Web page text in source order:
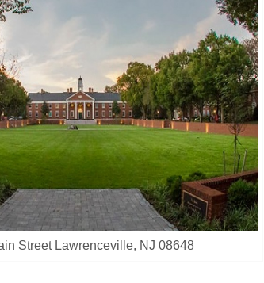
Street Lawrenceville, NJ 08648